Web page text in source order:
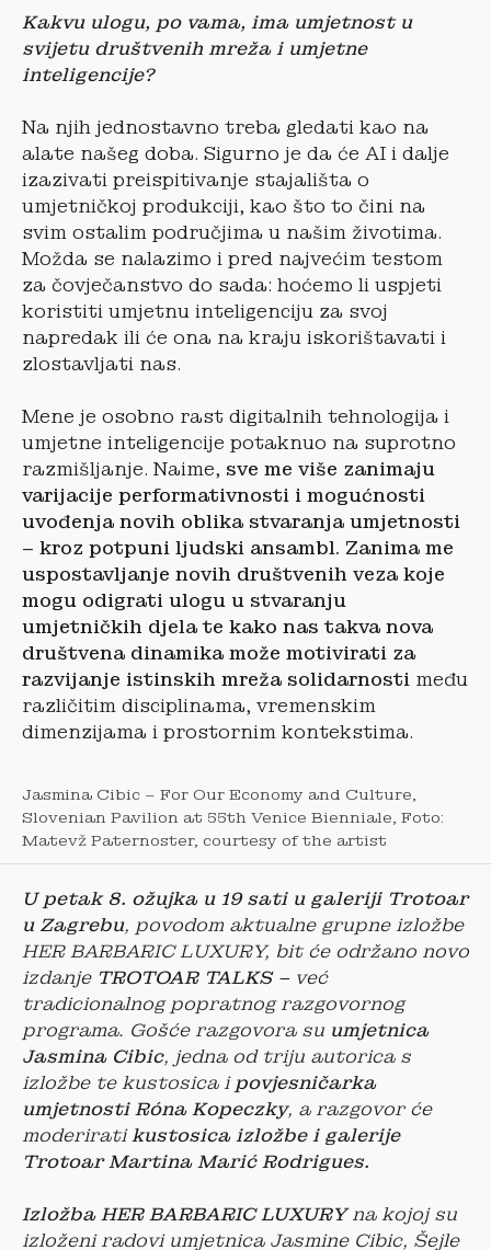
Kakvu ulogu, po vama, ima umjetnost u
svijetu društvenih mreža i umjetne
inteligencije?
Na njih jednostavno treba gledati kao na
alate našeg doba. Sigurno je da će AI i dalje
izazivati preispitivanje stajališta o
umjetničkoj produkciji, kao što to čini na
svim ostalim područjima u našim životima.
Možda se nalazimo i pred najvećim testom
za čovječanstvo do sada: hoćemo li uspjeti
koristiti umjetnu inteligenciju za svoj
napredak ili će ona na kraju iskorištavati i
zlostavljati nas.
Mene je osobno rast digitalnih tehnologija i
umjetne inteligencije potaknuo na suprotno
razmišljanje. Naime, sve me više zanimaju
varijacije performativnosti i mogućnosti
uvođenja novih oblika stvaranja umjetnosti
– kroz potpuni ljudski ansambl. Zanima me
uspostavljanje novih društvenih veza koje
mogu odigrati ulogu u stvaranju
umjetničkih djela te kako nas takva nova
društvena dinamika može motivirati za
razvijanje istinskih mreža solidarnosti među
različitim disciplinama, vremenskim
dimenzijama i prostornim kontekstima.
Jasmina Cibic – For Our Economy and Culture,
Slovenian Pavilion at 55th Venice Bienniale, Foto:
Matevž Paternoster, courtesy of the artist
U petak 8. ožujka u 19 sati u galeriji Trotoar
u Zagrebu, povodom aktualne grupne izložbe
HER BARBARIC LUXURY, bit će održano novo
izdanje TROTOAR TALKS– već
tradicionalnog popratnog razgovornog
programa. Gošće razgovora su umjetnica
Jasmina Cibic, jedna od triju autorica s
izložbe te kustosica i povjesničarka
umjetnosti Róna Kopeczky, a razgovor će
moderiratikustosica izložbe i galerije
Trotoar Martina Marić Rodrigues.
Izložba HER BARBARIC LUXURYna kojoj su
izloženi radovi umjetnica Jasmine Cibic, Šejle